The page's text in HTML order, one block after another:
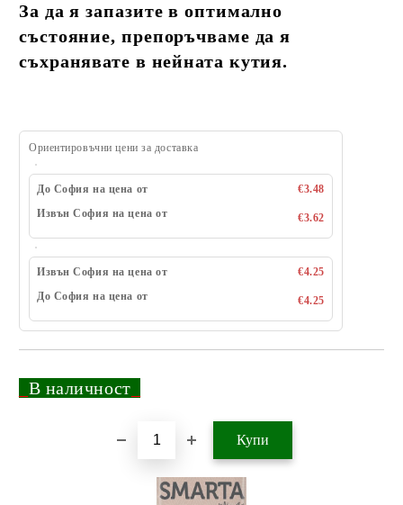
За да я запазите в оптимално
състояние, препоръчваме да я
съхранявате в нейната кутия.
Ориентировъчни цени за доставка
До София на цена от
€3.48
Извън София на цена от
€3.62
Извън София на цена от
€4.25
До София на цена от
€4.25
В наличност